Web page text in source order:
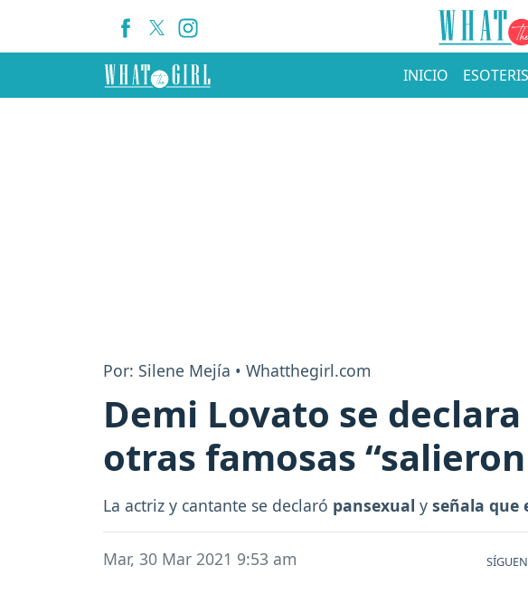
INICIO
Por: Silene Mejía • Whatthegirl.com
Demi Lovato se
otras famosas
La actriz y cantante se declaró pansexual y señala que
Mar, 30 Mar 2021 9:53 am